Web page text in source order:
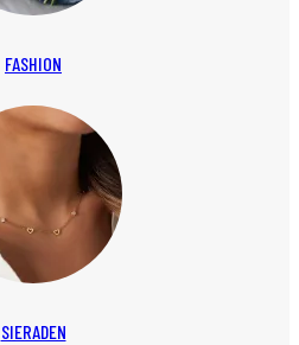
FASHION
SIERADEN